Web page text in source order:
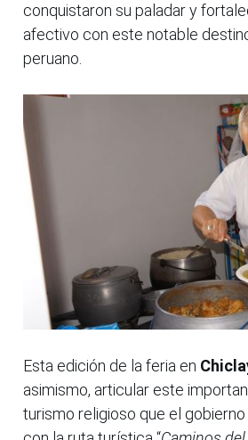
conquistaron su paladar y
afectivo con este notable
peruano.
Esta edición de la feria en
asimismo, articular este
turismo religioso que el